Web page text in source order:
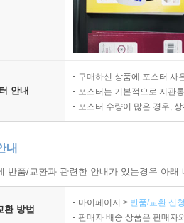
안내
구매하신 상품에 포스터 사
포스터는 기본적으로 지관
포스터 수량이 많은 경우,
내
반품/교환과 관련한 안내가 있는경우 아
환 방법
마이페이지 > 반품/교환 신
판매자 배송 상품은 판매자